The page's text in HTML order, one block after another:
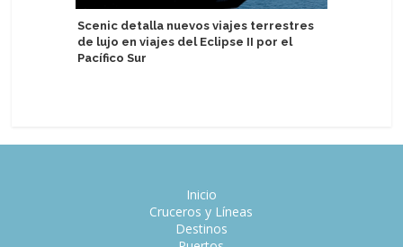
Scenic detalla nuevos viajes terrestres
de lujo en viajes del Eclipse II por el
Pacífico Sur
Inicio
Cruceros y Líneas
Destinos